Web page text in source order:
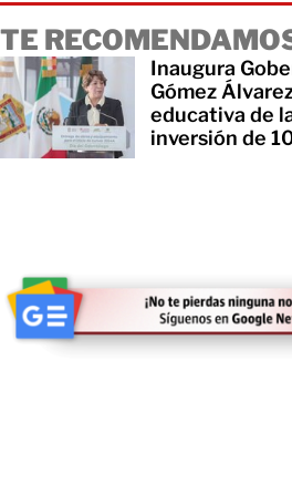
TE
Inaugura
Gómez
educativa de
inversión de